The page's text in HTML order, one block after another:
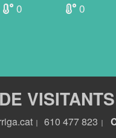
0 0
VISITANTS
610 477 823